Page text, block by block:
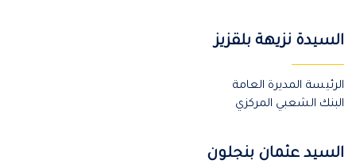
السيدة نزيهة بلقزيز
الرئيسة المديرة العامة
البنك الشعبي المركزي
السيد عثمان بنجلون